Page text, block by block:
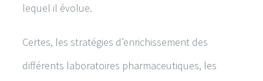
lequel il évolue.
Certes, les stratégies d’enrichissement des
différents laboratoires pharmaceutiques, les